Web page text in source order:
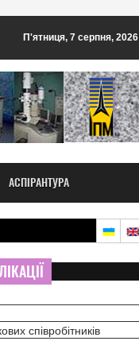
П'ятниця, 7 серпня, 2026
АСПІРАНТУРА
співробітників